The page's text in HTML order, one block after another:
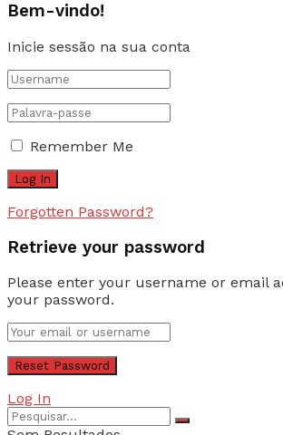
Bem-vindo!
Inicie sessão na sua conta
Remember Me
Forgotten Password?
Retrieve your password
Please enter your username or email
your password.
Log In